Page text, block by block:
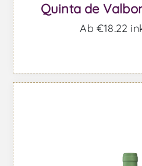
Quinta de
Ab €18,22